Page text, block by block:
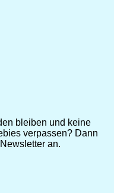
bleiben und keine
verpassen? Dann
an.